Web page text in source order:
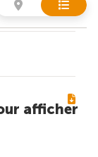
afficher